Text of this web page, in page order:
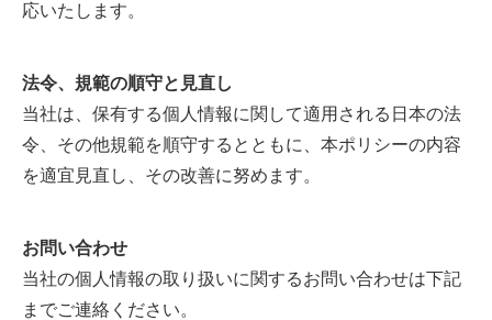
応いたします。
法令、規範の順守と見直し
当社は、保有する個人情報に関して適用される日本の法
令、その他規範を順守するとともに、本ポリシーの内容
を適宜見直し、その改善に努めます。
お問い合わせ
当社の個人情報の取り扱いに関するお問い合わせは下記
までご連絡ください。